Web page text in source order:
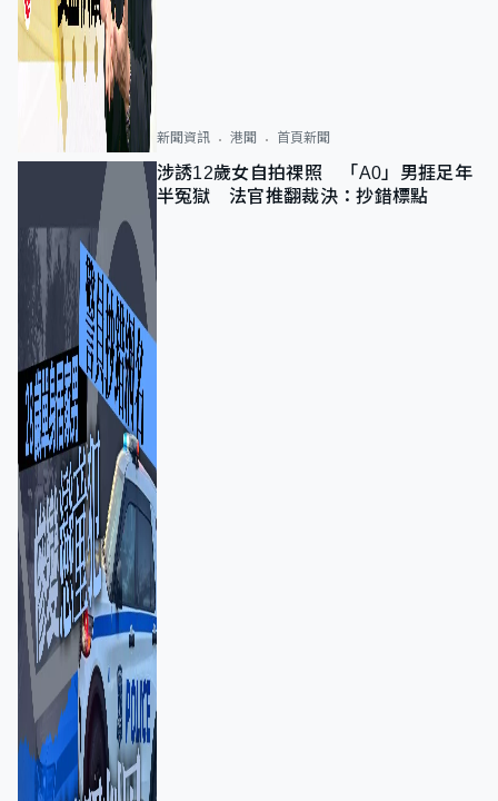
新聞資訊 港聞 首頁新聞
涉誘12歲女自拍祼照 「A0」男捱足年
半冤獄 法官推翻裁決：抄錯標點